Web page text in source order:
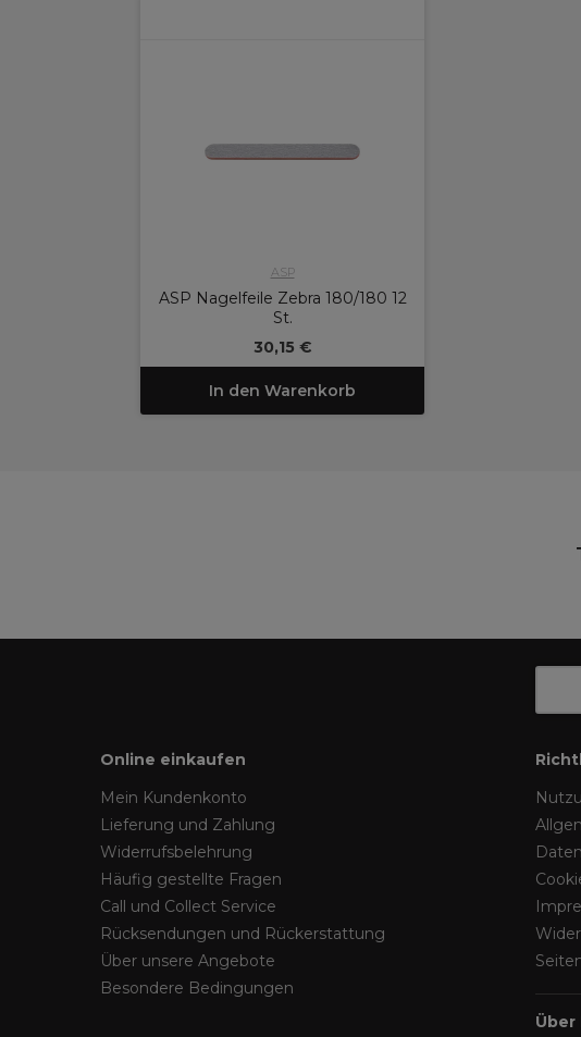
ASP
ASP Nagelfeile Zebra 180/180 12
St.
30,15 €
In den Warenkorb
Online einkaufen
Mein Kundenkonto
Lieferung und Zahlung
Widerrufsbelehrung
Häufig gestellte Fragen
Call und Collect Service
Rücksendungen und Rückerstattung
Über unsere Angebote
Besondere Bedingungen
Über